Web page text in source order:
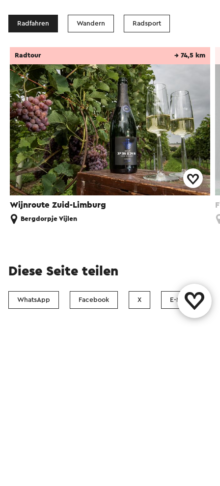
Radfahren Wandern Radsport
Wijnroute Zuid-Limburg
Radtour → 74,5 km
Bergdorpje Vijlen
Diese Seite teilen
WhatsApp Facebook X E-Mail